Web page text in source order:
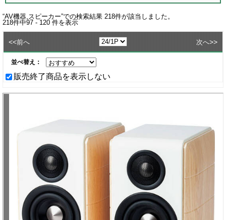
“AV機器,スピーカー”での検索結果 218件が該当しました。
218件中97 - 120 件を表示
<<前へ 次へ>>
並べ替え：
販売終了商品を表示しない